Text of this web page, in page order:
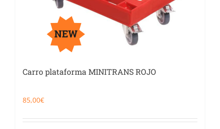
Carro plataforma MINITRANS ROJO
85,00€